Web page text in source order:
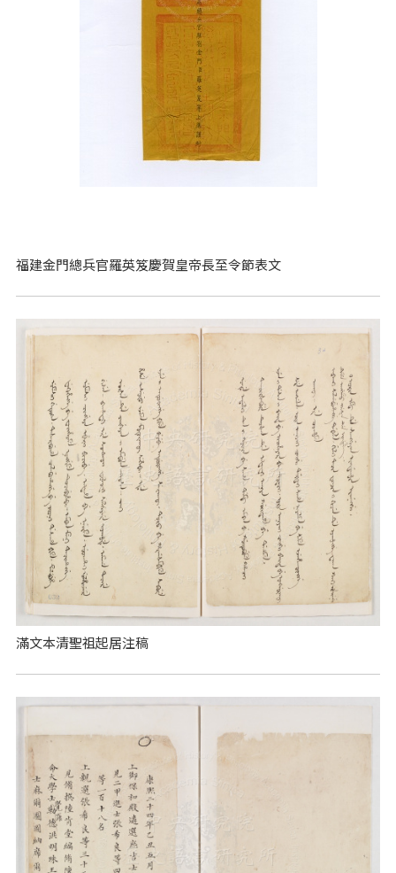
福建金門總兵官羅英笈慶賀皇帝長至令節表文
滿文本清聖祖起居注稿